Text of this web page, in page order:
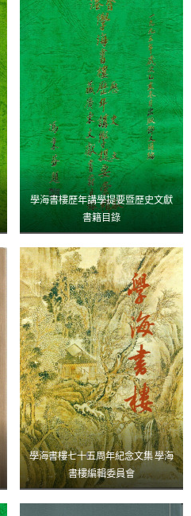
學海書樓歷年講學提要暨歷史文獻
書籍目錄
學海書樓七十五周年紀念文集 學海
書樓編輯委員會